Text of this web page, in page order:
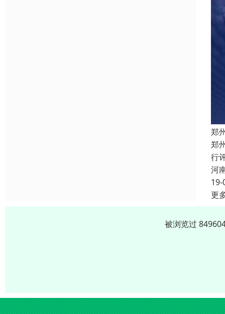
郑
郑
行
河
19-
更
被浏览过